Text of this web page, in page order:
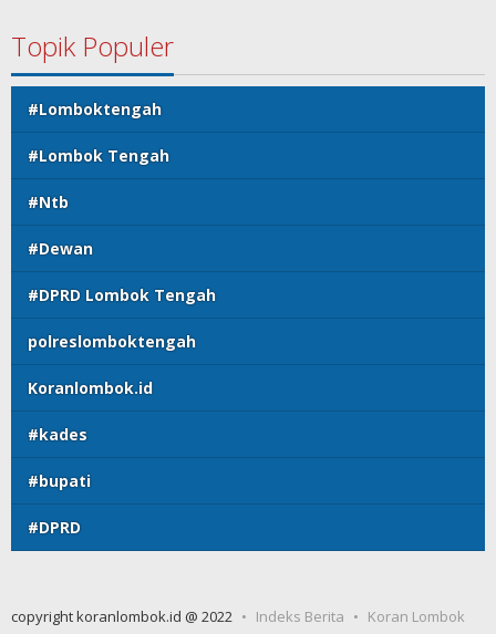
Topik Populer
#Lomboktengah
#Lombok Tengah
#Ntb
#Dewan
#DPRD Lombok Tengah
polreslomboktengah
Koranlombok.id
#kades
#bupati
#DPRD
copyright koranlombok.id @ 2022 Indeks Berita Koran Lombok